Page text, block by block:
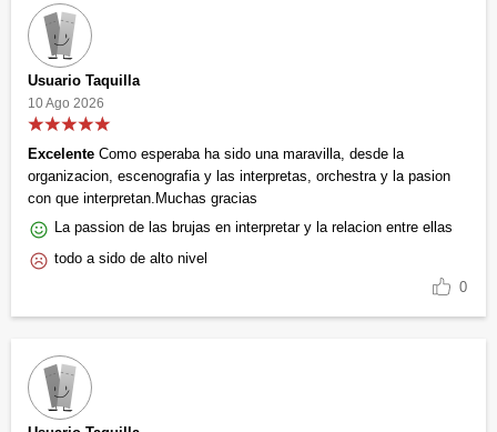
Usuario Taquilla
10 Ago 2026
Excelente Como esperaba ha sido una maravilla, desde la
organizacion, escenografia y las interpretas, orchestra y la pasion
con que interpretan.Muchas gracias
La passion de las brujas en interpretar y la relacion entre ellas
todo a sido de alto nivel
0